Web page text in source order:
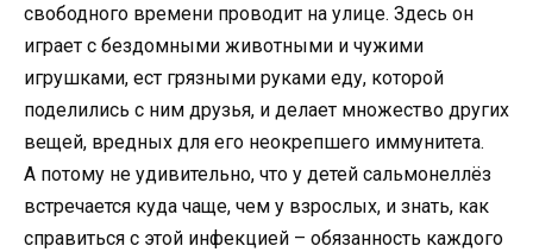
свободного времени проводит на улице. Здесь он
играет с бездомными животными и чужими
игрушками, ест грязными руками еду, которой
поделились с ним друзья, и делает множество других
вещей, вредных для его неокрепшего иммунитета.
А потому не удивительно, что у детей сальмонеллёз
встречается куда чаще, чем у взрослых, и знать, как
справиться с этой инфекцией – обязанность каждого